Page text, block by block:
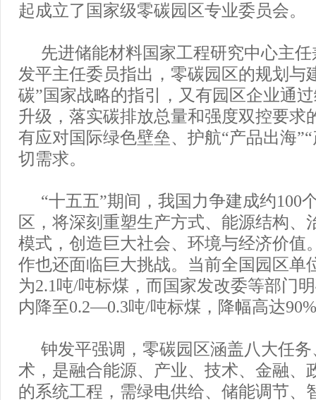
起成立了国家级零碳园区专业委员会。
先进储能材料国家工程研究中心主
发平主任委员指出，零碳园区的规划与
碳”国家战略的指引，又有园区企业通
升级，落实碳排放总量和强度双控要求
有应对国际绿色壁垒、护航“产品出海
切需求。
“十五五”期间，我国力争建成约100
区，将深刻重塑生产方式、能源结构、
模式，创造巨大社会、环境与经济价值
作也还面临巨大挑战。当前全国园区单
为2.1吨/吨标煤，而国家发改委等部门
内降至0.2—0.3吨/吨标煤，降幅高达
钟发平强调，零碳园区涵盖八大任
术，是融合能源、产业、技术、金融、
的系统工程，需绿电供给、储能调节、